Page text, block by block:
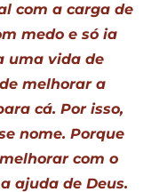
com a carga de
medo e só ia
uma vida de
melhorar a
cá. Por isso,
nome. Porque
com o
ajuda de Deus.